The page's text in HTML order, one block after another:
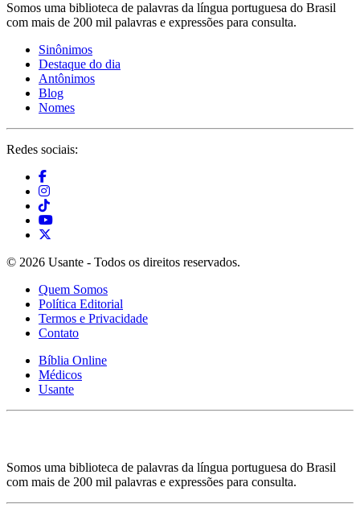
Somos uma biblioteca de palavras da língua portuguesa do Brasil
com mais de 200 mil palavras e expressões para consulta.
Sinônimos
Destaque do dia
Antônimos
Blog
Nomes
Redes sociais:
© 2026 Usante - Todos os direitos reservados.
Quem Somos
Política Editorial
Termos e Privacidade
Contato
Bíblia Online
Médicos
Usante
Somos uma biblioteca de palavras da língua portuguesa do Brasil
com mais de 200 mil palavras e expressões para consulta.